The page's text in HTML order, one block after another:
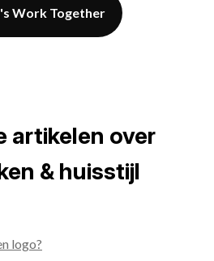
Work Together
artikelen over
& huisstijl
logo?